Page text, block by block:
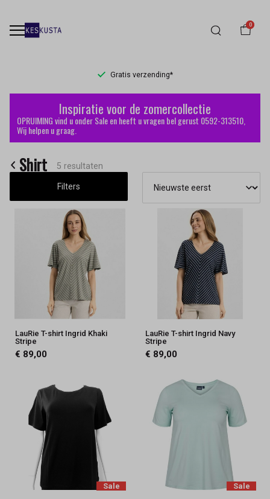
0
Gratis verzending*
Shirt
Keskusta
Inspiratie voor de zomercollectie
OPRUIMING vind u onder Sale en heeft u vragen bel gerust 0592-313510,
Wij helpen u graag.
Shirt 5 resultaten
Filters
LauRie T-shirt Ingrid Khaki
Stripe
€ 89,00
LauRie T-shirt Ingrid Navy
Stripe
€ 89,00
Sale
Sale